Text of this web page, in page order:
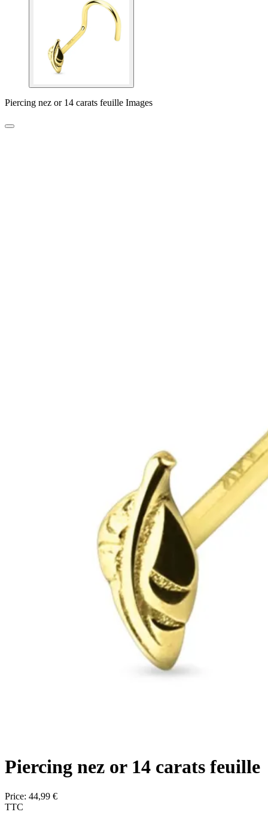
Piercing nez or 14 carats feuille Images
Piercing nez or 14 carats feuille
Price: 44,99 €
TTC